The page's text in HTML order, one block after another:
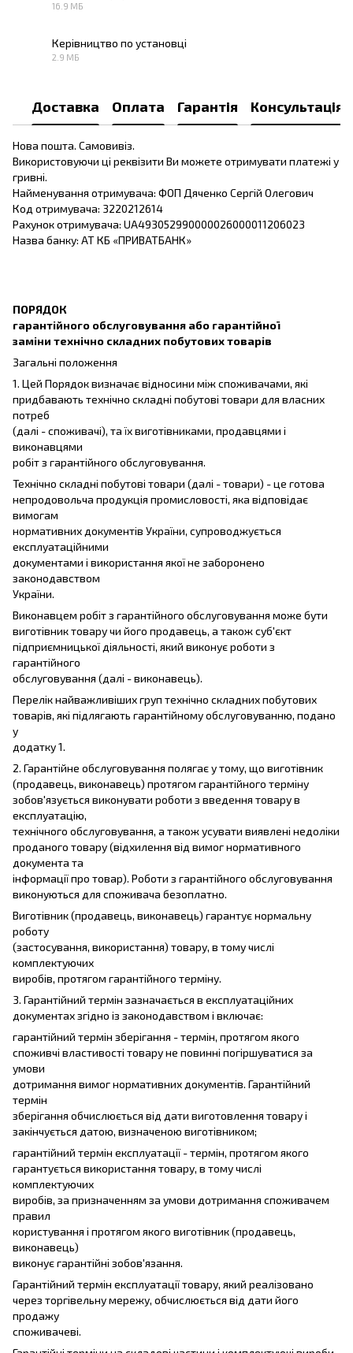
16.9 МБ
Керівництво по установці
2.9 МБ
Доставка Оплата Гарантія Консультація
Нова пошта. Самовивіз.
Використовуючи ці реквізити Ви можете отримувати платежі у
гривні.
Найменування отримувача: ФОП Дяченко Сергій Олегович
Код отримувача: 3220212614
Рахунок отримувача: UA493052990000026000011206023
Назва банку: АТ КБ «ПРИВАТБАНК»
ПОРЯДОК
гарантійного обслуговування або гарантійної
заміни технічно складних побутових товарів
Загальні положення
1. Цей Порядок визначає відносини між споживачами, які
придбавають технічно складні побутові товари для власних
потреб
(далі - споживачі), та їх виготівниками, продавцями і
виконавцями
робіт з гарантійного обслуговування.
Технічно складні побутові товари (далі - товари) - це готова
непродовольча продукція промисловості, яка відповідає
вимогам
нормативних документів України, супроводжується
експлуатаційними
документами і використання якої не заборонено
законодавством
України.
Виконавцем робіт з гарантійного обслуговування може бути
виготівник товару чи його продавець, а також суб'єкт
підприємницької діяльності, який виконує роботи з
гарантійного
обслуговування (далі - виконавець).
Перелік найважливіших груп технічно складних побутових
товарів, які підлягають гарантійному обслуговуванню, подано
у
додатку 1.
2. Гарантійне обслуговування полягає у тому, що виготівник
(продавець, виконавець) протягом гарантійного терміну
зобов'язується виконувати роботи з введення товару в
експлуатацію,
технічного обслуговування, а також усувати виявлені недоліки
проданого товару (відхилення від вимог нормативного
документа та
інформації про товар). Роботи з гарантійного обслуговування
виконуються для споживача безоплатно.
Виготівник (продавець, виконавець) гарантує нормальну
роботу
(застосування, використання) товару, в тому числі
комплектуючих
виробів, протягом гарантійного терміну.
3. Гарантійний термін зазначається в експлуатаційних
документах згідно із законодавством і включає:
гарантійний термін зберігання - термін, протягом якого
споживчі властивості товару не повинні погіршуватися за
умови
дотримання вимог нормативних документів. Гарантійний
термін
зберігання обчислюється від дати виготовлення товару і
закінчується датою, визначеною виготівником;
гарантійний термін експлуатації - термін, протягом якого
гарантується використання товару, в тому числі
комплектуючих
виробів, за призначенням за умови дотримання споживачем
правил
користування і протягом якого виготівник (продавець,
виконавець)
виконує гарантійні зобов'язання.
Гарантійний термін експлуатації товару, який реалізовано
через торгівельну мережу, обчислюється від дати його
продажу
споживачеві.